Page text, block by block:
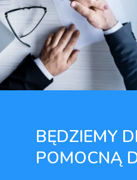
BĘDZIEMY
POMOCNĄ